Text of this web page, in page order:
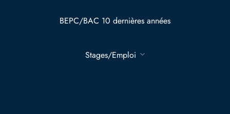
BEPC/BAC 10 dernières années
Stages/Emploi